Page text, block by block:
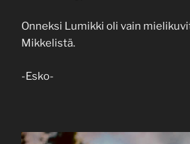
Onneksi Lumikki oli vain
Mikkelistä.
-Esko-